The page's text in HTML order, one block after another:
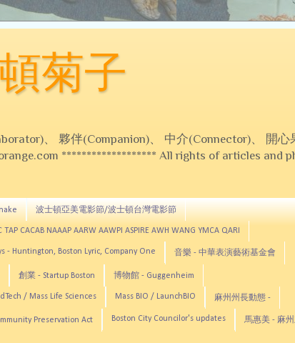
菊子
、 夥伴(Companion)、 中介(Connector)、 開心
******************* All rights of articles and
波士頓亞美電影節/波士頓台灣電影節
TAP CACAB NAAAP AARW AAWPI ASPIRE AWH WANG YMCA QARI
- Huntington, Boston Lyric, Company One 音樂 - 中華表演藝術基金會
創業 - Startup Boston 博物館 - Guggenheim
/ Mass Life Sciences Mass BIO / LaunchBIO 麻州州長動態 -
Preservation Act Boston City Councilor's updates 馬惠美 - 麻